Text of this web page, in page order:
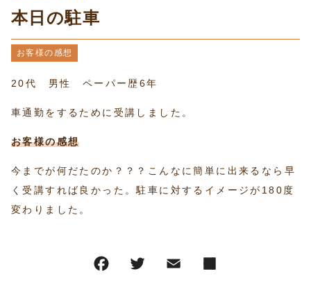
本日の駐車
お客様の感想
20代 男性 ペーパー歴6年
車通勤をするために受講しました。
お客様の感想
今までが何だたのか？？？こんなに簡単に出来るなら早
く受講すれば良かった。駐車に対するイメージが180度
変わりました。